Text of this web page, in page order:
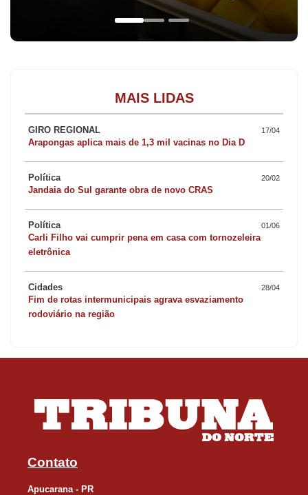
MAIS LIDAS
GIRO REGIONAL 17/04
Arapongas aplica mais de 1,3 mil vacinas no Dia D
Política 20/02
Jandaia do Sul garante obra de novo CRAS
Política 01/06
Carli Filho vai cumprir pena em casa com tornozeleira
eletrônica
Cidades 28/04
Fim de rotas intermunicipais agrava esvaziamento
rodoviário na região
Contato
Apucarana - PR